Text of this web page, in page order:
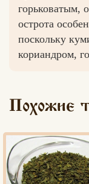
горьковатым,
острота
поскольку
кориандром,
Похожие